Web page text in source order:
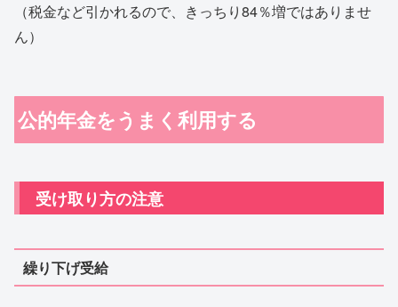
（税金など引かれるので、きっちり84％増ではありませ
ん）
公的年金をうまく利用する
受け取り方の注意
繰り下げ受給